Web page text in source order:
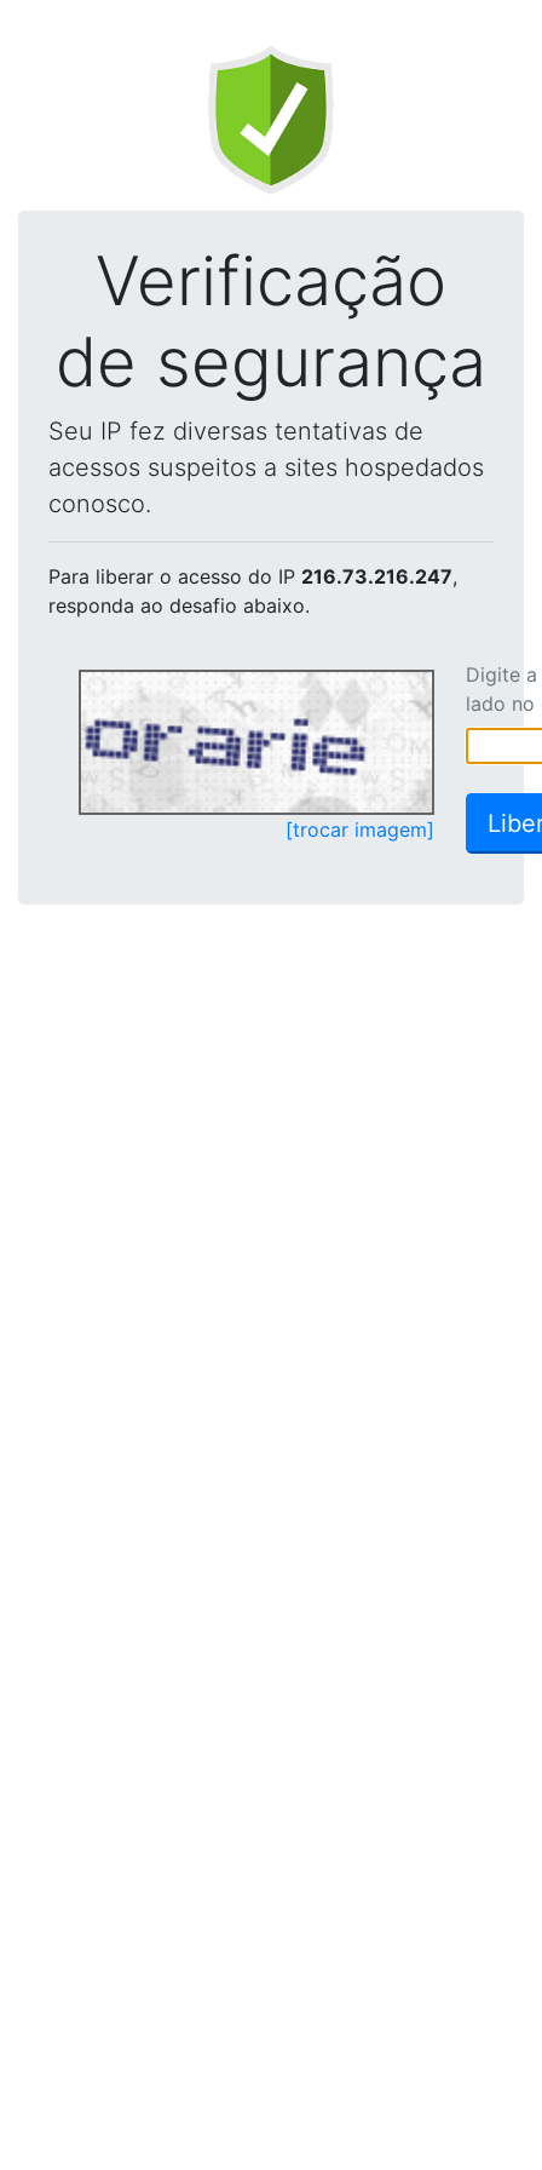
Verificação
de segurança
Seu IP fez diversas tentativas de
acessos suspeitos a sites hospedados
conosco.
Para liberar o acesso do IP 216.73.216.247,
responda ao desafio abaixo.
[trocar imagem]
Digite
lado no